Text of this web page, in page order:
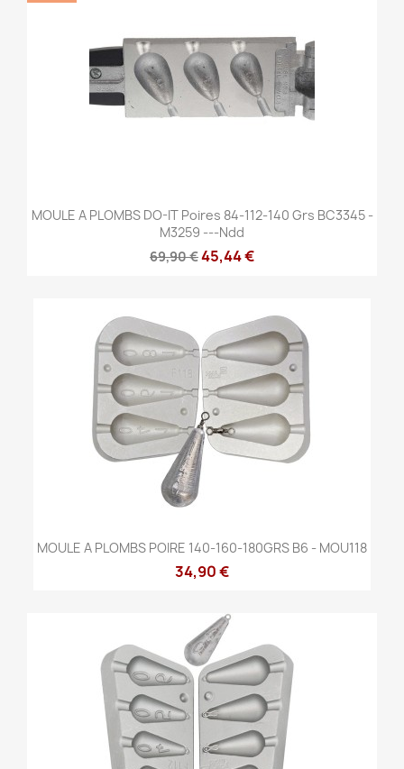
MOULE A PLOMBS DO-IT Poires 84-112-140 Grs BC3345 -
M3259 ---ndd
69,90 €45,44 €
MOULE A PLOMBS POIRE 140-160-180GRS B6 - MOU118
34,90 €